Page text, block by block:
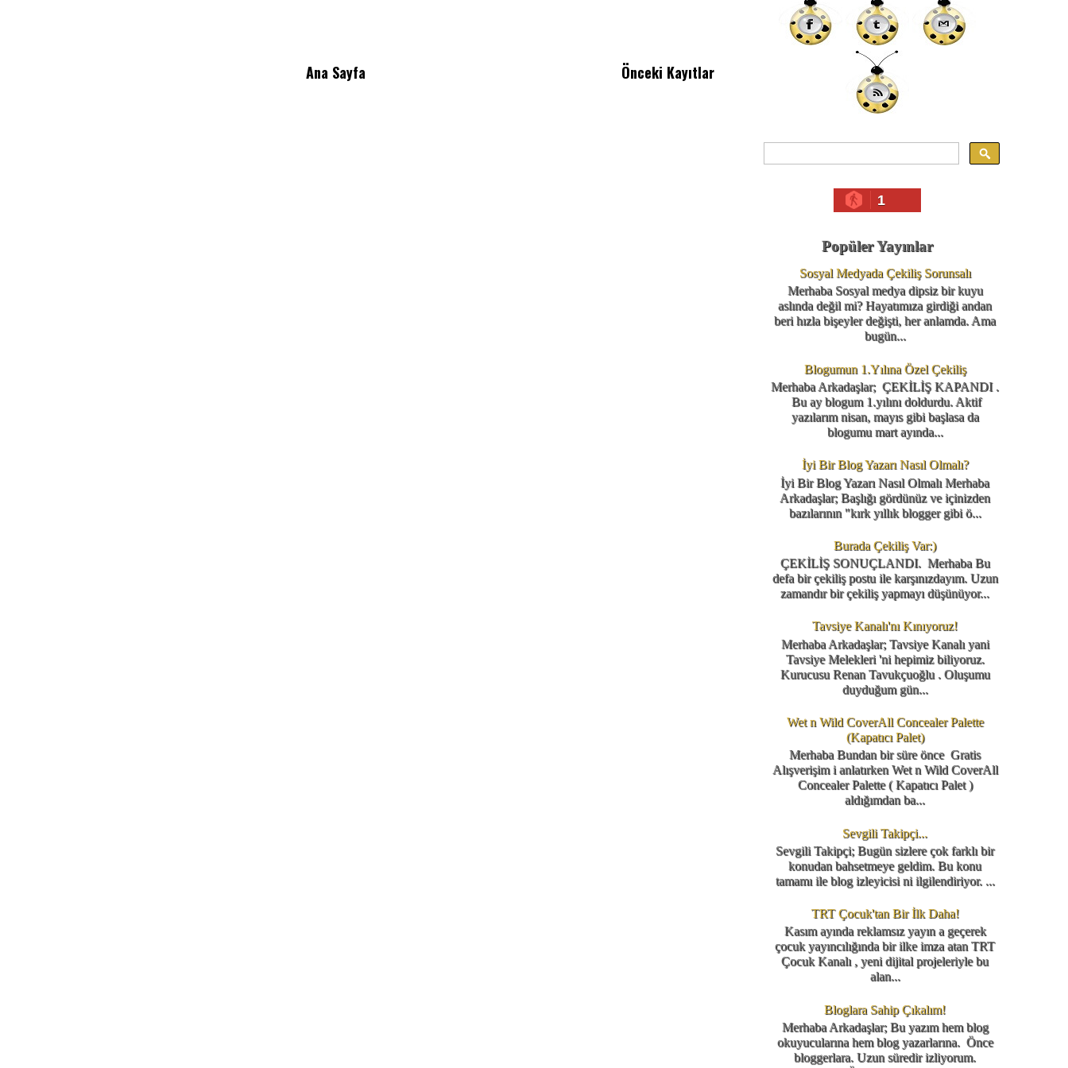
Önceki Kayıtlar
Ana Sayfa
1
Popüler Yayınlar
Sosyal Medyada Çekiliş Sorunsalı
Merhaba Sosyal medya dipsiz bir kuyu
aslında değil mi? Hayatımıza girdiği andan
beri hızla bişeyler değişti, her anlamda. Ama
bugün...
Blogumun 1.Yılına Özel Çekiliş
Merhaba Arkadaşlar; ÇEKİLİŞ KAPANDI .
Bu ay blogum 1.yılını doldurdu. Aktif
yazılarım nisan, mayıs gibi başlasa da
blogumu mart ayında...
İyi Bir Blog Yazarı Nasıl Olmalı?
İyi Bir Blog Yazarı Nasıl Olmalı Merhaba
Arkadaşlar; Başlığı gördünüz ve içinizden
bazılarının "kırk yıllık blogger gibi ö...
Burada Çekiliş Var:)
ÇEKİLİŞ SONUÇLANDI. Merhaba Bu
defa bir çekiliş postu ile karşınızdayım. Uzun
zamandır bir çekiliş yapmayı düşünüyor...
Tavsiye Kanalı'nı Kınıyoruz!
Merhaba Arkadaşlar; Tavsiye Kanalı yani
Tavsiye Melekleri 'ni hepimiz biliyoruz.
Kurucusu Renan Tavukçuoğlu . Oluşumu
duyduğum gün...
Wet n Wild CoverAll Concealer Palette
(Kapatıcı Palet)
Merhaba Bundan bir süre önce Gratis
Alışverişim i anlatırken Wet n Wild CoverAll
Concealer Palette ( Kapatıcı Palet )
aldığımdan ba...
Sevgili Takipçi...
Sevgili Takipçi; Bugün sizlere çok farklı bir
konudan bahsetmeye geldim. Bu konu
tamamı ile blog izleyicisi ni ilgilendiriyor. ...
TRT Çocuk'tan Bir İlk Daha!
Kasım ayında reklamsız yayın a geçerek
çocuk yayıncılığında bir ilke imza atan TRT
Çocuk Kanalı , yeni dijital projeleriyle bu
alan...
Bloglara Sahip Çıkalım!
Merhaba Arkadaşlar; Bu yazım hem blog
okuyucularına hem blog yazarlarına. Önce
bloggerlara. Uzun süredir izliyorum.